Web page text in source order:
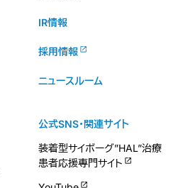
IR情報
採用情報
ニュースルーム
公式SNS・関連サイト
装着型サイボーグ”HAL”治療
患者応援専門サイト